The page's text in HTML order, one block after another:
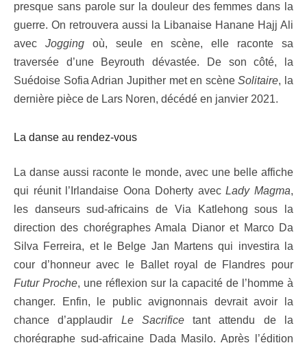
presque sans parole sur la douleur des femmes dans la
guerre. On retrouvera aussi la Libanaise Hanane Hajj Ali
avec Jogging où, seule en scène, elle raconte sa
traversée d’une Beyrouth dévastée. De son côté, la
Suédoise Sofia Adrian Jupither met en scèneSolitaire, la
dernière pièce de Lars Noren, décédé en janvier 2021.
La danse au rendez-vous
La danse aussi raconte le monde, avec une belle affiche
qui réunit l’Irlandaise Oona Doherty avecLady Magma,
les danseurs sud-africains de Via Katlehong sous la
direction des chorégraphes Amala Dianor et Marco Da
Silva Ferreira, et le Belge Jan Martens qui investira la
cour d’honneur avec le Ballet royal de Flandres pour
Futur Proche, une réflexion sur la capacité de l’homme à
changer. Enfin, le public avignonnais devrait avoir la
chance d’applaudir Le Sacrificetant attendu de la
chorégraphe sud-africaine Dada Masilo. Après l’édition